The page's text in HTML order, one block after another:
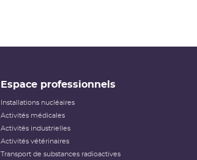
Espace professionnels
Installations nucléaires
Activités médicales
Activités industrielles
Activités vétérinaires
Transport de substances radioactives